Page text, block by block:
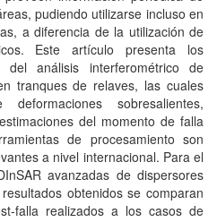
pudiendo utilizarse incluso en
a diferencia de la utilización de
Este artículo presenta los
análisis interferométrico de
tranques de relaves, las cuales
sobresalientes,
del momento de falla
de procesamiento son
a nivel internacional. Para el
avanzadas de dispersores
obtenidos se comparan
falla realizados a los casos de